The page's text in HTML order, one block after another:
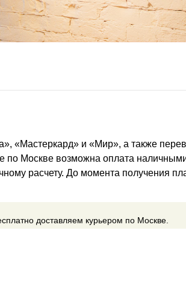
«Мастеркард» и «Мир», а также
по Москве возможна оплата
расчету. До момента получения
доставляем курьером по Москве.